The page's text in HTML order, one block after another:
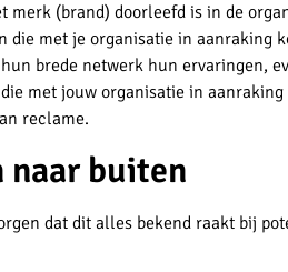
merk (brand) doorleefd is in de
die met je organisatie in aanraking
brede netwerk hun ervaringen,
met jouw organisatie in
reclame.
naar buiten
dat dit alles bekend raakt bij